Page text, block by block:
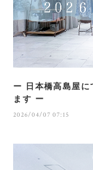
ー 日本橋高島屋に
ます ー
2026/04/07 07:15